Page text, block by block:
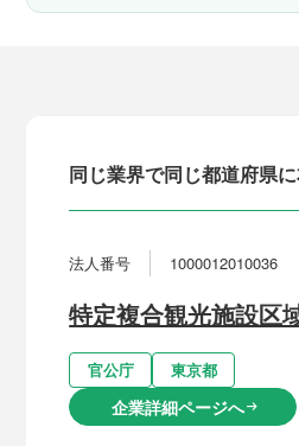
同じ業界で同じ都道府県
法人番号 1000012010036
特定複合観光施設区
官公庁 東京都
企業詳細ページへarrow_right_alt